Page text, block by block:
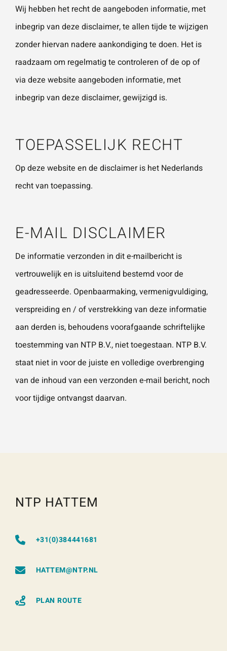
Wij hebben het recht de aangeboden informatie, met
inbegrip van deze disclaimer, te allen tijde te wijzigen
zonder hiervan nadere aankondiging te doen. Het is
raadzaam om regelmatig te controleren of de op of
via deze website aangeboden informatie, met
inbegrip van deze disclaimer, gewijzigd is.
TOEPASSELIJK RECHT
Op deze website en de disclaimer is het Nederlands
recht van toepassing.
E-MAIL DISCLAIMER
De informatie verzonden in dit e-mailbericht is
vertrouwelijk en is uitsluitend bestemd voor de
geadresseerde. Openbaarmaking, vermenigvuldiging,
verspreiding en / of verstrekking van deze informatie
aan derden is, behoudens voorafgaande schriftelijke
toestemming van NTP B.V., niet toegestaan. NTP B.V.
staat niet in voor de juiste en volledige overbrenging
van de inhoud van een verzonden e-mail bericht, noch
voor tijdige ontvangst daarvan.
NTP HATTEM
+31(0)384441681
HATTEM@NTP.NL
PLAN ROUTE